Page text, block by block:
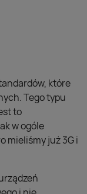
które
Tego typu
to
w ogóle
mieliśmy już 3G i